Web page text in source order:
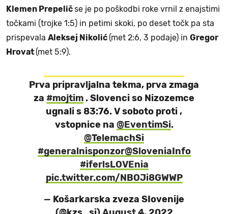
Klemen Prepeličse je po poškodbi roke vrnil z enajstimi
točkami (trojke 1:5) in petimi skoki, po deset točk pa sta
prispevala Aleksej Nikolić (met 2:6, 3 podaje) in Gregor
Hrovat (met 5:9).
Prva pripravljalna tekma, prva zmaga
za #mojtim . Slovenci so Nizozemce
ugnali s 83:76. V soboto proti ,
vstopnice na @EventimSi.
@TelemachSi
#generalnisponzor@SloveniaInfo
#iferlsLOVEnia
pic.twitter.com/NBOJi8GWWP
— Košarkarska zveza SIovenije